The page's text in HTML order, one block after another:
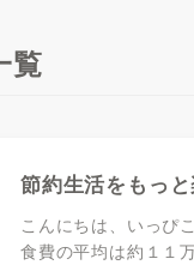
覧
節約生活をもっ
こんにちは、いっぴ
食費の平均は約１１